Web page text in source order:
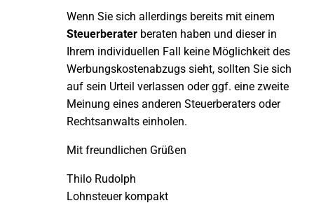
Wenn Sie sich allerdings bereits mit einem
Steuerberater beraten haben und dieser in
Ihrem individuellen Fall keine Möglichkeit des
Werbungskostenabzugs sieht, sollten Sie sich
auf sein Urteil verlassen oder ggf. eine zweite
Meinung eines anderen Steuerberaters oder
Rechtsanwalts einholen.
Mit freundlichen Grüßen
Thilo Rudolph
Lohnsteuer kompakt